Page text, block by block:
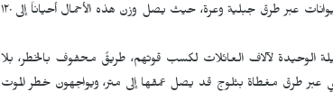
والسجائر، التي تُنقل دون دفع الرسوم الجمركية، على ظهور البشر أو الحيوانات عبر طرق جبلية وعرة، حيث يصل وزن هذه الأحمال أحياناً إلى ١٢٠
الوحيدة لآلاف العائلات لكسب قوتهم، طريقٌ محفوف بالخطر، بلا
عبر طرق مغطاة بثلوج قد يصل عمقها إلى متر، ويواجهون خطر الموت